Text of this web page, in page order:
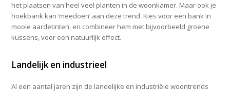
het plaatsen van heel veel planten in de woonkamer. Maar ook je
hoekbank kan ‘meedoen’ aan deze trend. Kies voor een bank in
mooie aardetinten, en combineer hem met bijvoorbeeld groene
kussens, voor een natuurlijk effect.
Landelijk en industrieel
Al een aantal jaren zijn de landelijke en industriële woontrends